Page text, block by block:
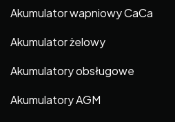
Akumulator wapniowy CaCa
Akumulator żelowy
Akumulatory obsługowe
Akumulatory AGM